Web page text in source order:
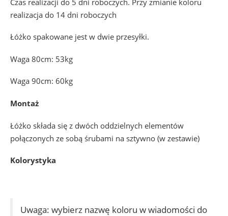
realizacja do 14 dni roboczych
Łóżko spakowane jest w dwie przesyłki.
Waga 80cm: 53kg
Waga 90cm: 60kg
Montaż
Łóżko składa się z dwóch oddzielnych elementów
połączonych ze sobą śrubami na sztywno (w zestawie)
Kolorystyka
Uwaga: wybierz nazwę koloru w wiadomości do